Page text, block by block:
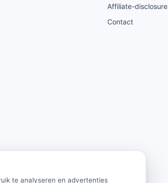
te analyseren en advertenties
Affiliate-disclosure
Contact